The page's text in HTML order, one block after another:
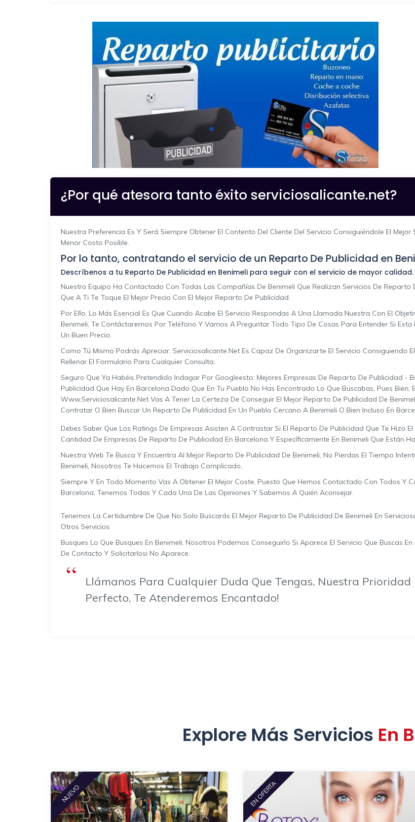
¿Por qué atesora tanto éxito serviciosalicante.net?
Nuestra Preferencia Es Y Será Siempre Obtener El Contento Del Cliente Del Servicio Consiguiéndole El
Menor Costo Posible.
Por lo tanto, contratando el servicio de un Reparto De Publicidad en
Descríbenos a tu Reparto De Publicidad en Benimeli para seguir con el servicio de mayor calidad.
Nuestro Equipo Ha Contactado Con Todas Las Compañías De Benimeli Que Realizan Servicios De
Que A Ti Te Toque El Mejor Precio Con El Mejor Reparto De Publicidad.
Por Ello, Lo Más Esencial Es Que Cuando Acabe El Servicio Respondas A Una Llamada Nuestra Con El
Benimeli, Te Contáctaremos Por Teléfono Y Vamos A Preguntar Todo Tipo De Cosas Para Entender Si
Un Buen Precio.
Como Tú Mismo Podrás Apreciar, Serviciosalicante.net Es Capaz De Organizarte El Servicio Consiguiendo
Rellenar El Formulario Para Cualquier Consulta.
Seguro Que Ya Habéis Pretendido Indagar Por Googleesto: Mejores Empresas De Reparto De Publicidad -
Publicidad Que Hay En Barcelona Dado Que En Tu Pueblo No Has Encontrado Lo Que Buscabas, Pues
Www.serviciosalicante.net Vas A Tener La Certeza De Conseguir El Mejor Reparto De Publicidad De
Contratar O Bien Buscar Un Reparto De Publicidad En Un Pueblo Cercano A Benimeli O Bien Incluso En
Debes Saber Que Los Ratings De Empresas Asisten A Contrastar Si El Reparto De Publicidad Que Te Hizo
Cantidad De Empresas De Reparto De Publicidad En Barcelona Y Específicamente En Benimeli Que Están
Nuestra Web Te Busca Y Encuentra Al Mejor Reparto De Publicidad De Benimeli, No Pierdas El Tiempo
Benimeli, Nosotros Te Hacemos El Trabajo Complicado.
Siempre Y En Todo Momento Vas A Obtener El Mejor Coste, Puesto Que Hemos Contactado Con Todos Y
Barcelona, Tenemos Todas Y Cada Una De Las Opiniones Y Sabemos A Quién Aconsejar.
Tenemos La Certidumbre De Que No Solo Buscarás El Mejor Reparto De Publicidad De Benimeli En
Otros Servicios.
Busques Lo Que Busques En Benimeli, Nosotros Podemos Conseguirlo Si Aparece El Servicio Que Buscas
De Contacto Y Solicitarlosi No Aparece.
Llámanos Para Cualquier Duda Que Tengas, Nuestra Prioridad
Perfecto, Te Atenderemos Encantado!
Explore Más Servicios En
NUEVO EN OFERTA